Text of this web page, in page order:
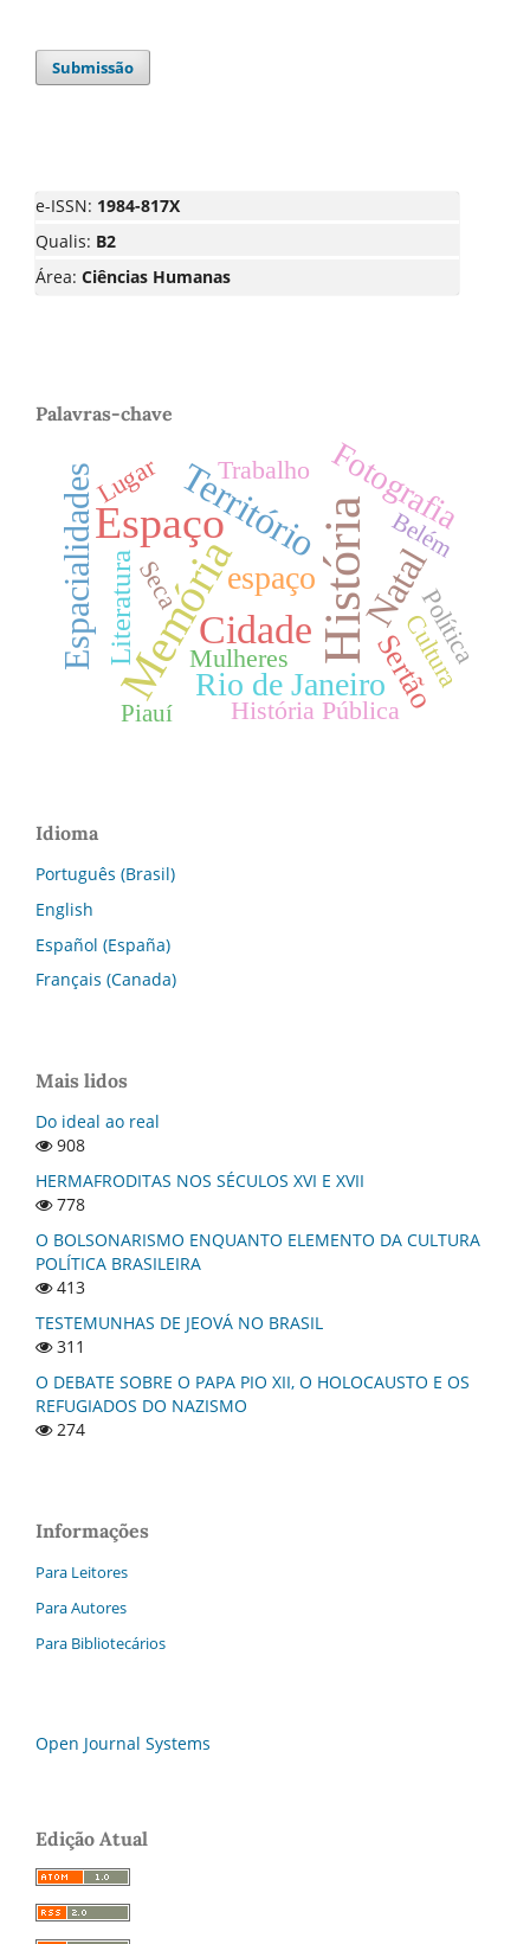
Submissão
e-ISSN: 1984-817X
Qualis: B2
Área: Ciências Humanas
Palavras-chave
História
Memória
Espaço
Cidade
Território
Natal
Espacialidades Fotografia
Rio de Janeiro
espaço
Sertão
Literatura
Trabalho
Seca Política
História Pública
Lugar
Cultura
Mulheres
Piauí
Belém
Idioma
Português (Brasil)
English
Español (España)
Français (Canada)
Mais lidos
Do ideal ao real
908
HERMAFRODITAS NOS SÉCULOS XVI E XVII
778
O BOLSONARISMO ENQUANTO ELEMENTO DA CULTURA
POLÍTICA BRASILEIRA
413
TESTEMUNHAS DE JEOVÁ NO BRASIL
311
O DEBATE SOBRE O PAPA PIO XII, O HOLOCAUSTO E OS
REFUGIADOS DO NAZISMO
274
Informações
Para Leitores
Para Autores
Para Bibliotecários
Open Journal Systems
Edição Atual